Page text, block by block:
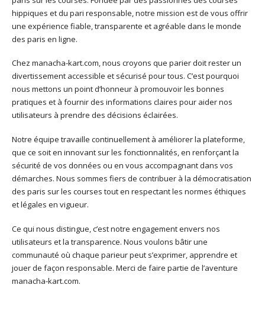
hippiques et du pari responsable, notre mission est de vous offrir
une expérience fiable, transparente et agréable dans le monde
des paris en ligne.
Chez manacha-kart.com, nous croyons que parier doit rester un
divertissement accessible et sécurisé pour tous. C’est pourquoi
nous mettons un point d’honneur à promouvoir les bonnes
pratiques et à fournir des informations claires pour aider nos
utilisateurs à prendre des décisions éclairées.
Notre équipe travaille continuellement à améliorer la plateforme,
que ce soit en innovant sur les fonctionnalités, en renforçant la
sécurité de vos données ou en vous accompagnant dans vos
démarches. Nous sommes fiers de contribuer à la démocratisation
des paris sur les courses tout en respectant les normes éthiques
et légales en vigueur.
Ce qui nous distingue, c’est notre engagement envers nos
utilisateurs et la transparence. Nous voulons bâtir une
communauté où chaque parieur peut s’exprimer, apprendre et
jouer de façon responsable. Merci de faire partie de l’aventure
manacha-kart.com.